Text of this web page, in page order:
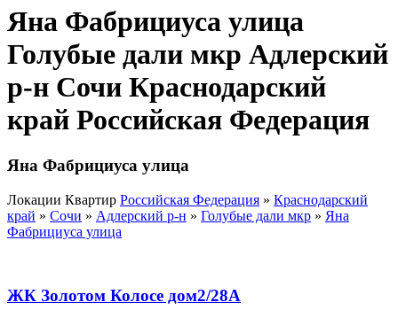
Яна Фабрициуса улица
Голубые дали мкр Адлерский
р-н Сочи Краснодарский
край Российская Федерация
Яна Фабрициуса улица
Локации Квартир Российская Федерация » Краснодарский
край » Сочи » Адлерский р-н » Голубые дали мкр » Яна
Фабрициуса улица
ЖК Золотом Колосе дом2/28А